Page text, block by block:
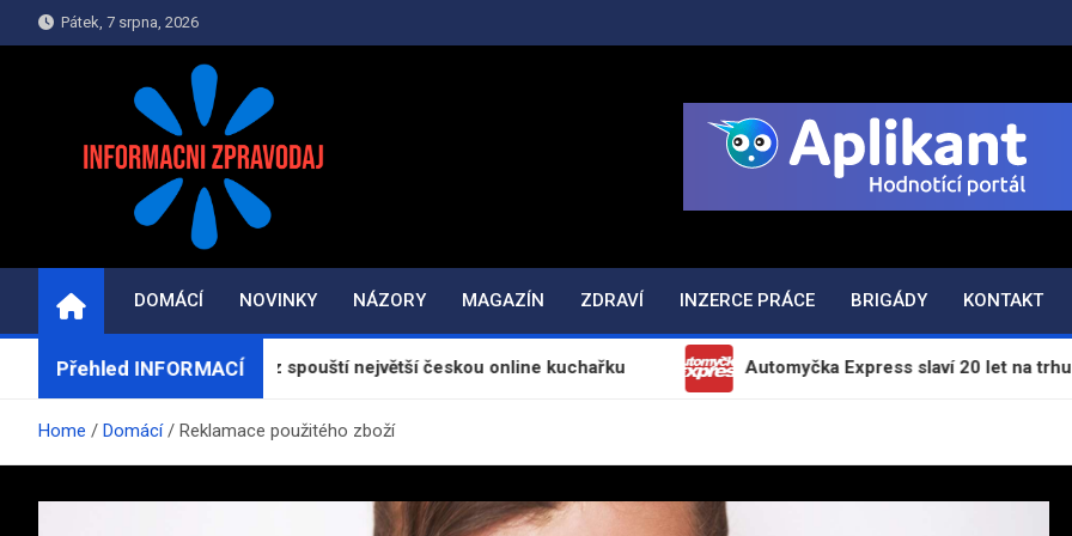
to
Pátek, 7 srpna, 2026
INFORMAČNÍ-ZPRAVODAJ.CZ
Informace a zpravodajství on-line
DOMÁCÍ
NOVINKY NÁZORY MAGAZÍN ZDRAVÍ INZERCE PRÁCE BRIGÁDY KONTAKT
Přehled INFORMACÍspouští největší českou online kuchařku Automyčka Express slaví 20 let na trhu novou
Home Domácí Reklamace použitého zboží